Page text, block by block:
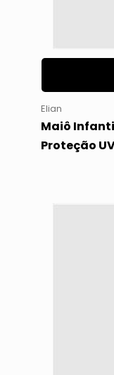
Elian
Maiô
Proteção